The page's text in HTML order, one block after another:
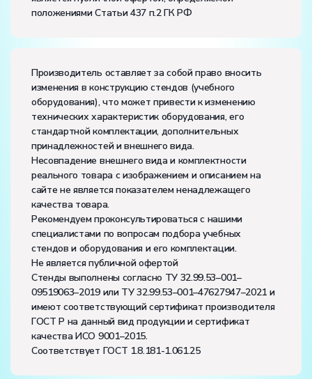
Влажность, %:до 80
положениями Статьи 437 п.2 ГК РФ
Производитель оставляет за собой право вносить
изменения в конструкцию стендов (учебного
оборудования), что может привести к изменению
технических характеристик оборудования, его
стандартной комплектации, дополнительных
принадлежностей и внешнего вида.
Несовпадение внешнего вида и комплектности
реального товара с изображением и описанием на
сайте не является показателем ненадлежащего
качества товара.
Рекомендуем проконсультироваться с нашими
специалистами по вопросам подбора учебных
стендов и оборудования и его комплектации.
Не является публичной офертой
Стенды выполнены согласно ТУ 32.99.53–001–
09519063–2019 или ТУ 32.99.53–001–47627947–2021 и
имеют соответствующий сертификат производителя
ГОСТ Р на данный вид продукции и сертификат
качества ИСО 9001–2015.
Соответствует ГОСТ 1.8.181-1.061.25